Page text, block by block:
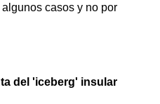
casos y no por
del 'iceberg' insular